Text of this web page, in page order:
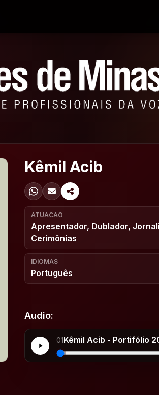
Kêmil Acib
ATUACAO
Apresentador, Dublador,
Cerimônias
IDIOMAS
Português
Audio:
01Kêmil Acib - Portifólio